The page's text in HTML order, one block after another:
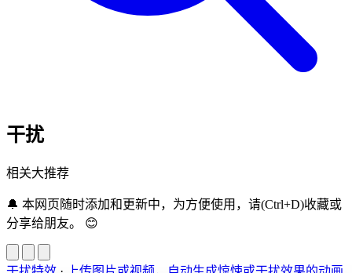
干扰
相关大推荐
🔔 本网页随时添加和更新中，为方便使用，请(Ctrl+D)收藏或
分享给朋友。 😊